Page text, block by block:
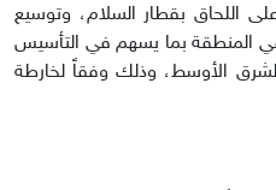
اللحاق بقطار السلام، وتوسيع
في المنطقة بما يسهم في التأسيس
الأوسط، وذلك وفقاً لخارطة